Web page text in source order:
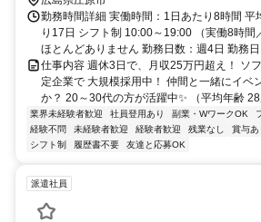
勤務時間詳細 実働時間：1日あたり8時間 平
り17日 シフト制 10:00～19:00 （実働8時
ほとんどありません 勤務日数：週4日 勤務日
仕事内容 週休3日で、月収25万円超え！ ソ
定企業で 大規模採用中！ 仲間と一緒にイベ
か？ 20～30代の方が活躍中✨ （平均年齢 28
業界未経験者歓迎 社員登用あり 副業・WワークOK
経験不問
未経験者歓迎 経験者歓迎 残業なし 賞与あ
シフト制
履歴書不要 友達と応募OK
派遣社員